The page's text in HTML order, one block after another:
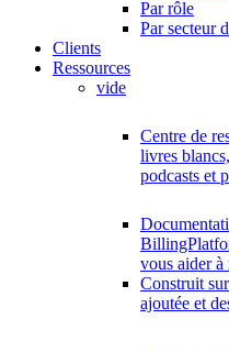
Par rôle
Par secteur
Clients
Ressources
vide
Centre de
livres
podcasts et
vous aider à
Construit
ajoutée et